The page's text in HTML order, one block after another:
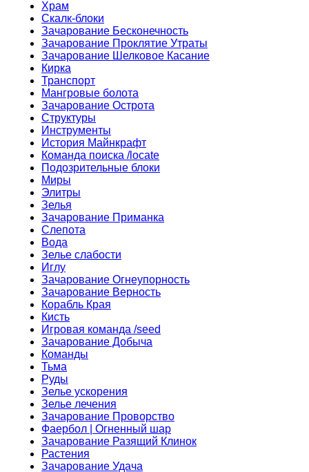
Храм
Скалк-блоки
Зачарование Бесконечность
Зачарование Проклятие Утраты
Зачарование Шелковое Касание
Кирка
Транспорт
Мангровые болота
Зачарование Острота
Структуры
Инструменты
История Майнкрафт
Команда поиска /locate
Подозрительные блоки
Миры
Элитры
Зелья
Зачарование Приманка
Слепота
Вода
Зелье слабости
Иглу
Зачарование Огнеупорность
Зачарование Верность
Корабль Края
Кисть
Игровая команда /seed
Зачарование Добыча
Команды
Тьма
Руды
Зелье ускорения
Зелье лечения
Зачарование Проворство
Фаербол | Огненный шар
Зачарование Разящий Клинок
Растения
Зачарование Удача